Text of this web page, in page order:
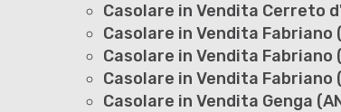
Casolare in Vendita Cerreto
Casolare in Vendita Fabriano
Casolare in Vendita Fabriano
Casolare in Vendita Fabriano
Casolare in Vendita Genga